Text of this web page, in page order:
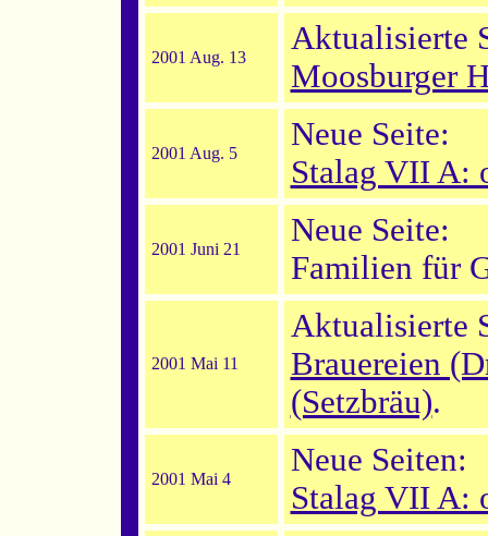
2001 Aug. 13
Aktualisierte
Moosburger
2001 Aug. 5
Neue Seite:
Stalag VII A:
2001 Juni 21
Neue Seite:
Familien für
2001 Mai 11
Aktualisierte
Brauereien
(Setzbräu).
2001 Mai 4
Neue Seiten:
Stalag VII A: